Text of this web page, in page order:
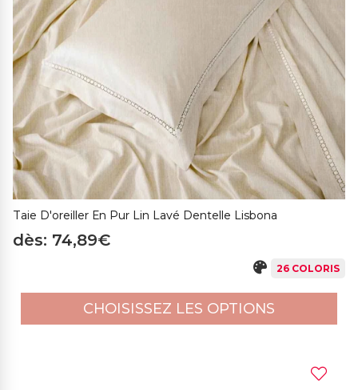
Taie D'oreiller En Pur Lin Lavé Dentelle Lisbona
dès: 74,89€
26 COLORIS
CHOISISSEZ LES OPTIONS